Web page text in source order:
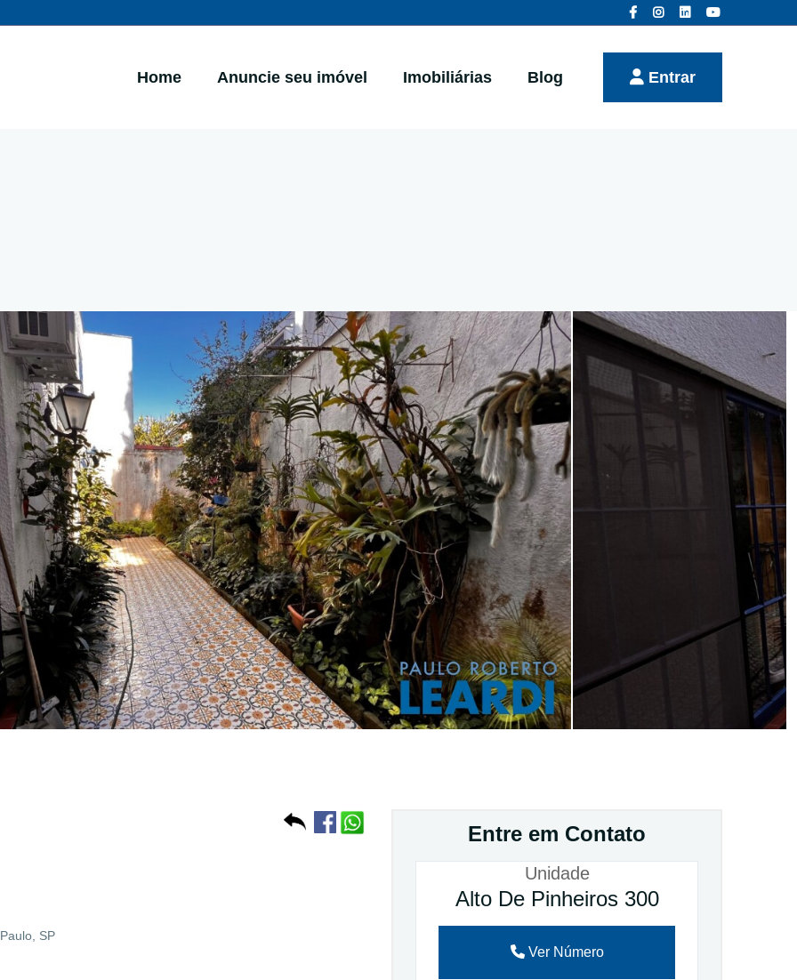
Home Anuncie seu imóvel Imobiliárias Blog Entrar
SP
Entre em Contato
Unidade
Alto De Pinheiros 300
Ver Número